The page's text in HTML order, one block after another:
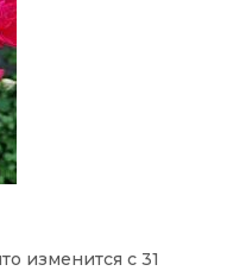
изменится с 31